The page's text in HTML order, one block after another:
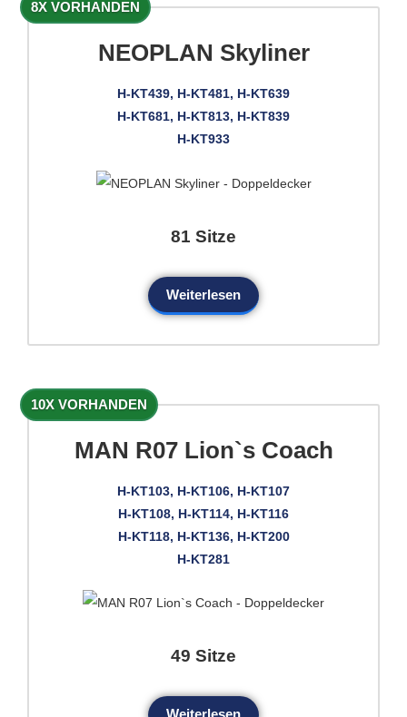
8X VORHANDEN
NEOPLAN Skyliner
H-KT439, H-KT481, H-KT639
H-KT681, H-KT813, H-KT839
H-KT933
81 Sitze
Weiterlesen
10X VORHANDEN
MAN R07 Lion`s Coach
H-KT103, H-KT106, H-KT107
H-KT108, H-KT114, H-KT116
H-KT118, H-KT136, H-KT200
H-KT281
49 Sitze
Weiterlesen